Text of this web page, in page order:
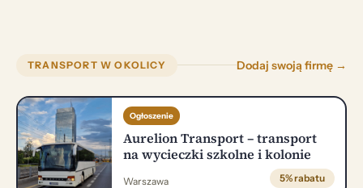
TRANSPORT W OKOLICY Dodaj swoją firmę →
Ogłoszenie
Aurelion Transport – transport
na wycieczki szkolne i kolonie
Warszawa 5% rabatu